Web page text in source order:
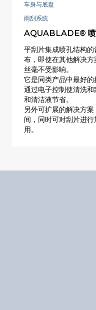
车身与底盘
雨刮系统
AQUABLADE® 喷
平刮片集成喷孔结构
布，即使在其他解决
丝毫不受影响。
它是同类产品中最好的
通过电子控制使清洗
和清洁液节省。
另外可扩展的解决方
间，同时可对刮片进
用。